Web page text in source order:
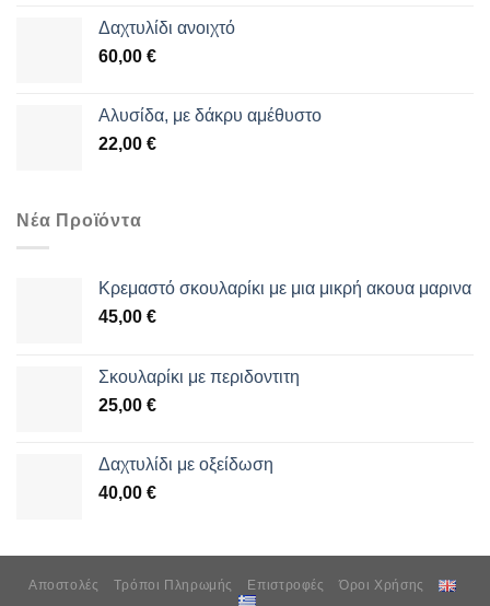
Δαχτυλίδι ανοιχτό
60,00 €
Αλυσίδα, με δάκρυ αμέθυστο
22,00 €
Νέα Προϊόντα
Κρεμαστό σκουλαρίκι με μια μικρή ακουα μαρινα
45,00 €
Σκουλαρίκι με περιδοντιτη
25,00 €
Δαχτυλίδι με οξείδωση
40,00 €
Αποστολές Τρόποι Πληρωμής Επιστροφές Όροι Χρήσης